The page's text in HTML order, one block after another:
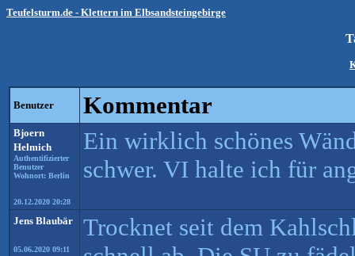
Teufelsturm.de - Klettern im Elbsandsteingebirge
Benutzer Kommentar
Bjoern
Helmich
Authentifizierter
Benutzer
Wohnort: Berlin
20.12.2020 20:28
Ein wirklich schönes
schwer. VI halte ich für
Jens Blaubär
05.06.2020 09:11
Trocknet seit dem